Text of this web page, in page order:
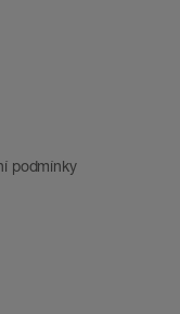
podmínky